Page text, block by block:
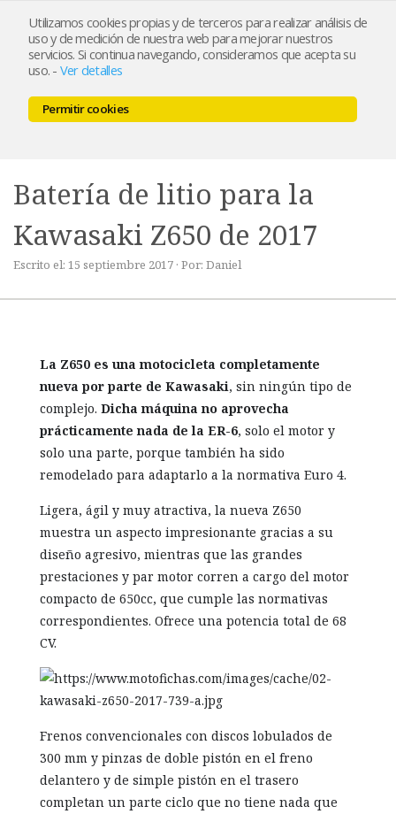
Utilizamos cookies propias y de terceros para realizar análisis de
uso y de medición de nuestra web para mejorar nuestros
servicios. Si continua navegando, consideramos que acepta su
uso. - Ver detalles
Permitir cookies
MENU
Batería de litio para la
Kawasaki Z650 de 2017
Escrito el: 15 septiembre 2017 · Por: Daniel
La Z650 es una motocicleta completamente
nueva por parte de Kawasaki, sin ningún tipo de
complejo. Dicha máquina no apro­vecha
prácticamente nada de la ER-6, solo el motor y
solo una parte, porque también ha sido
remodelado para adaptarlo a la normativa Euro 4.
Ligera, ágil y muy atractiva, la nueva Z650
muestra un aspecto impresionante gracias a su
diseño agresivo, mientras que las grandes
prestaciones y par motor corren a cargo del motor
compacto de 650cc, que cumple las normativas
correspondientes. Ofrece una potencia total de 68
CV.
Frenos convencionales con discos lobulados de
300 mm y pinzas de doble pistón en el freno
delantero y de simple pistón en el trasero
completan un parte ciclo que no tiene nada que